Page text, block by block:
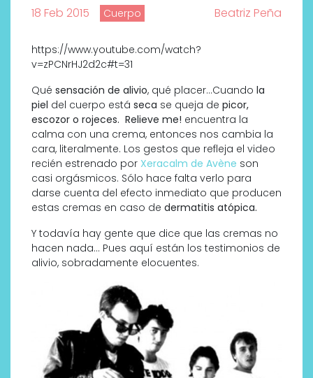
18 Feb 2015 Cuerpo Beatriz Peña
https://www.youtube.com/watch?
v=zPCNrHJ2d2c#t=31
Qué sensación de alivio, qué placer…Cuando la
piel del cuerpo está seca se queja de picor,
escozor o rojeces. Relieve me! encuentra la
calma con una crema, entonces nos cambia la
cara, literalmente. Los gestos que refleja el video
recién estrenado por Xeracalm de Avène son
casi orgásmicos. Sólo hace falta verlo para
darse cuenta del efecto inmediato que producen
estas cremas en caso de dermatitis atópica.
Y todavía hay gente que dice que las cremas no
hacen nada… Pues aquí están los testimonios de
alivio, sobradamente elocuentes.